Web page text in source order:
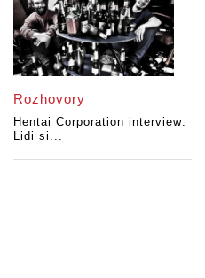
Rozhovory
Hentai Corporation interview:
Lidi si...